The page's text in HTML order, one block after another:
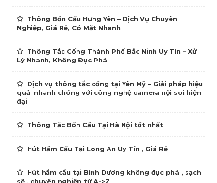
Thông Bồn Cầu Hưng Yên – Dịch Vụ Chuyên
Nghiệp, Giá Rẻ, Có Mặt Nhanh
Thông Tắc Cống Thành Phố Bắc Ninh Uy Tín – Xử
Lý Nhanh, Không Đục Phá
Dịch vụ thông tắc cống tại Yên Mỹ – Giải pháp hiệu
quả, nhanh chóng với công nghệ camera nội soi hiện
đại
Thông Tắc Bồn Cầu Tại Hà Nội tốt nhất
Hút Hầm Cầu Tại Long An Uy Tín , Giá Rẻ
Hút hầm cầu tại Bình Dương không đục phá , sạch
sẽ , chuyên nghiệp từ A->Z